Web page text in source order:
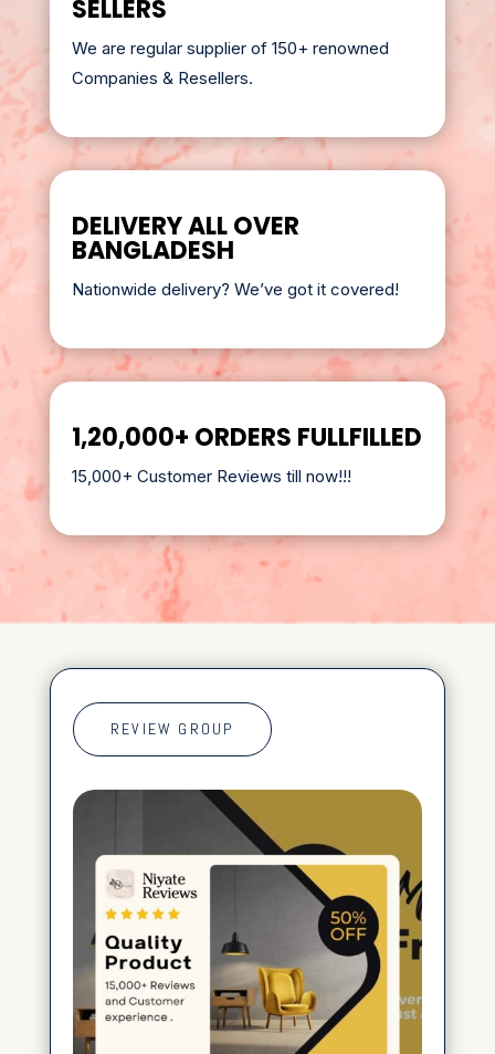
SELLERS
We are regular supplier of 150+ renowned
Companies & Resellers.
DELIVERY ALL OVER
BANGLADESH
Nationwide delivery? We’ve got it covered!
1,20,000+ ORDERS FULLFILLED
15,000+ Customer Reviews till now!!!
REVIEW GROUP